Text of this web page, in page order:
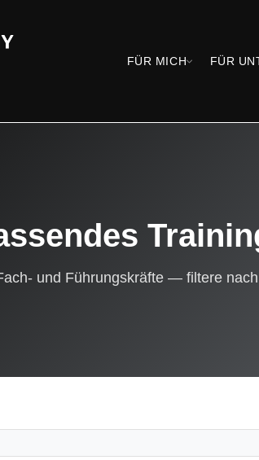
FÜR MICH FÜR
und Führungskräfte — filtere